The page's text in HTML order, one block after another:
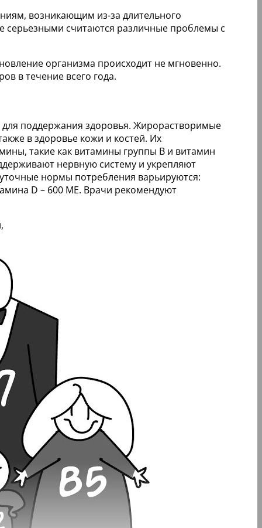
возникающим из-за длительного
серьезными считаются различные проблемы с
организма происходит не мгновенно.
в течение всего года.
поддержания здоровья. Жирорастворимые
в здоровье кожи и костей. Их
такие как витамины группы B и витамин
нервную систему и укрепляют
нормы потребления варьируются:
D – 600 МЕ. Врачи рекомендуют